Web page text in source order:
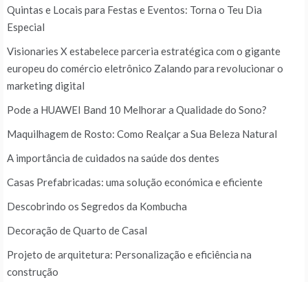
Quintas e Locais para Festas e Eventos: Torna o Teu Dia
Especial
Visionaries X estabelece parceria estratégica com o gigante
europeu do comércio eletrônico Zalando para revolucionar o
marketing digital
Pode a HUAWEI Band 10 Melhorar a Qualidade do Sono?
Maquilhagem de Rosto: Como Realçar a Sua Beleza Natural
A importância de cuidados na saúde dos dentes
Casas Prefabricadas: uma solução económica e eficiente
Descobrindo os Segredos da Kombucha
Decoração de Quarto de Casal
Projeto de arquitetura: Personalização e eficiência na
construção